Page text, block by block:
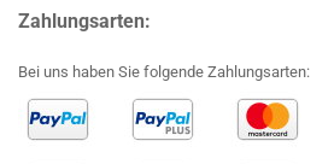
Zahlungsarten:
Bei uns haben Sie folgende Zahlungsarten: